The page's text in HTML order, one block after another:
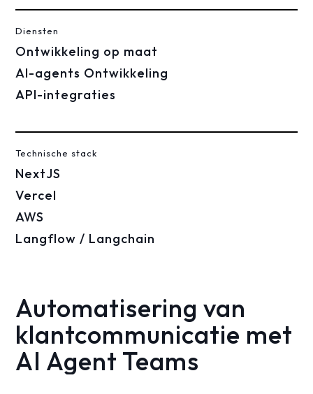
Diensten
Ontwikkeling op maat
AI-agents Ontwikkeling
API-integraties
Technische stack
NextJS
Vercel
AWS
Langflow / Langchain
Automatisering van
klantcommunicatie met
AI Agent Teams